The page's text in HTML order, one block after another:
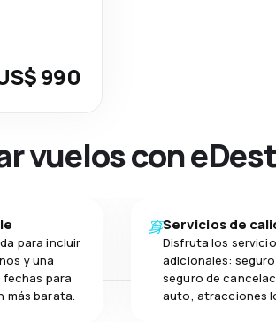
990
vuelos con
para incluir
y una
para
más barata.
Servicios de
Disfruta los
adicionales:
seguro de
auto, atracciones